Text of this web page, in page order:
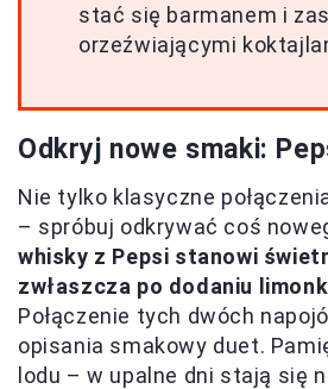
stać się barmanem i
orzeźwiającymi
Odkryj nowe smaki:
Nie tylko klasyczne
– spróbuj odkrywać coś
whisky z Pepsi stanowi
zwłaszcza po dodaniu
Połączenie tych dwóch
opisania smakowy duet.
lodu – w upalne dni stają się